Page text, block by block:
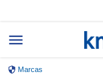
Marcas